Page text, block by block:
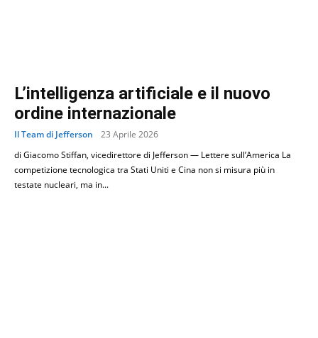
L’intelligenza artificiale e il nuovo
ordine internazionale
Il Team di Jefferson
23 Aprile 2026
di Giacomo Stiffan, vicedirettore di Jefferson — Lettere sull’America La
competizione tecnologica tra Stati Uniti e Cina non si misura più in
testate nucleari, ma in...